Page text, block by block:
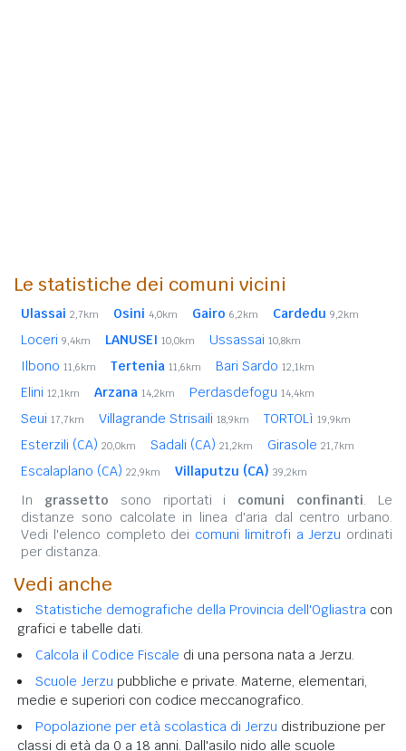
Le statistiche dei comuni vicini
Ulassai 2,7km Osini 4,0km Gairo 6,2km Cardedu 9,2km
Loceri 9,4km LANUSEI 10,0km Ussassai 10,8km
Ilbono 11,6km Tertenia 11,6km Bari Sardo 12,1km
Elini 12,1km Arzana 14,2km Perdasdefogu 14,4km
Seui 17,7km Villagrande Strisaili 18,9km TORTOLì 19,9km
Esterzili (CA) 20,0km Sadali (CA) 21,2km Girasole 21,7km
Escalaplano (CA) 22,9km Villaputzu (CA) 39,2km
In grassetto sono riportati i comuni confinanti. Le
distanze sono calcolate in linea d'aria dal centro urbano.
Vedi l'elenco completo dei comuni limitrofi a Jerzu ordinati
per distanza.
Vedi anche
Statistiche demografiche della Provincia dell'Ogliastra con
grafici e tabelle dati.
Calcola il Codice Fiscale di una persona nata a Jerzu.
Scuole Jerzu pubbliche e private. Materne, elementari,
medie e superiori con codice meccanografico.
Popolazione per età scolastica di Jerzu distribuzione per
classi di età da 0 a 18 anni. Dall'asilo nido alle scuole